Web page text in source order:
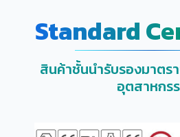
Standard
สินค้าชั้นนำรับรองมาตร
อุตสาหกร